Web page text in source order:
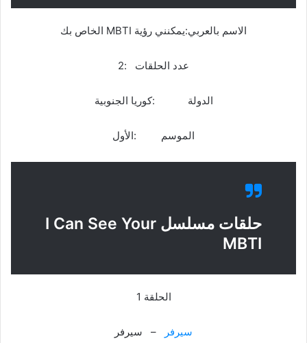
الاسم بالعربي:يمكنني رؤية MBTI الخاص بك
عدد الحلقات :2
الدولة :كوريا الجنوبية
الموسم :الأول
حلقات مسلسل I Can See Your
MBTI
الحلقة 1
سيرفر – سيرفر